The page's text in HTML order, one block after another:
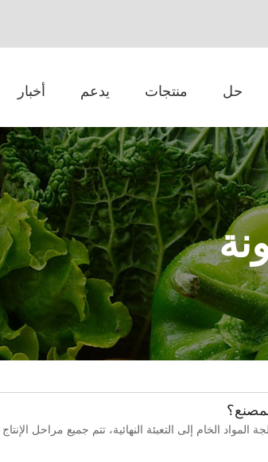
حل منتجات يدعم أخبار
الخام إلى التعبئة النهائية، تتم جميع مراحل